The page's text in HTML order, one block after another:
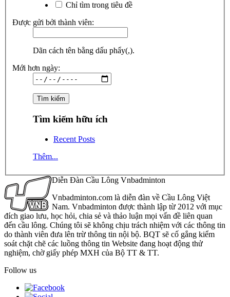
Chỉ tìm trong tiêu đề
Được gửi bởi thành viên:
Dãn cách tên bằng dấu phẩy(,).
Mới hơn ngày:
Tìm kiếm hữu ích
Recent Posts
Thêm...
Diễn Đàn Cầu Lông Vnbadminton
Vnbadminton.com là diễn đàn về Cầu Lông Việt
Nam. Vnbadminton được thành lập từ 2012 với mục
đích giao lưu, học hỏi, chia sẻ và thảo luận mọi vấn đề liên quan
đến cầu lông. Chúng tôi sẽ không chịu trách nhiệm với các thông tin
do thành viên đưa lên trừ thông tin nội bộ. BQT sẽ cố gắng kiểm
soát chặt chẽ các luồng thông tin Website đang hoạt động thử
nghiệm, chờ giấy phép MXH của Bộ TT & TT.
Follow us